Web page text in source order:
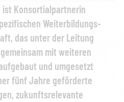
ist Konsortialpartnerin
Weiterbildungs-
das unter der Leitung
mit weiteren
und umgesetzt
fünf Jahre geförderte
zukunftsrelevante